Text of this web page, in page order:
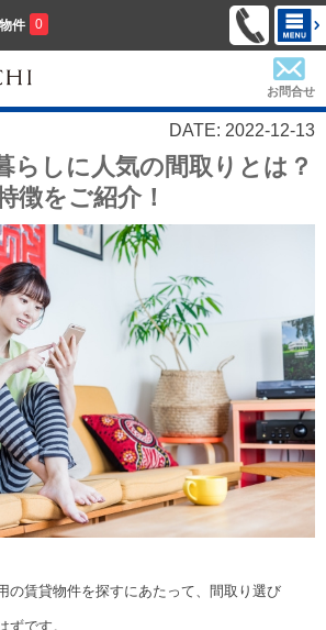
件 0
お問合せ
DATE: 2022-12-13
らしに人気の間取りとは？
徴をご紹介！
の賃貸物件を探すにあたって、間取り選び
ずです。